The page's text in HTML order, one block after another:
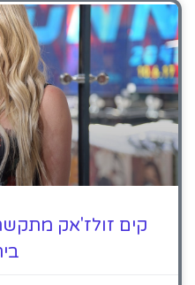
קים זולז'אק